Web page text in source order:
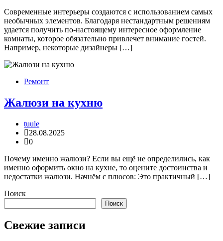
Современные интерьеры создаются с использованием самых
необычных элементов. Благодаря нестандартным решениям
удается получить по-настоящему интересное оформление
комнаты, которое обязательно привлечет внимание гостей.
Например, некоторые дизайнеры […]
Ремонт
Жалюзи на кухню
tuule
28.08.2025
0
Почему именно жалюзи? Если вы ещё не определились, как
именно оформить окно на кухне, то оцените достоинства и
недостатки жалюзи. Начнём с плюсов: Это практичный […]
Поиск
Поиск
Свежие записи